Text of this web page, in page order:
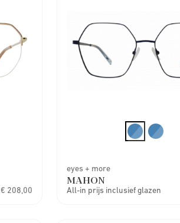
€ 208,00
eyes + more
MAHON
All-in prijs inclusief glazen